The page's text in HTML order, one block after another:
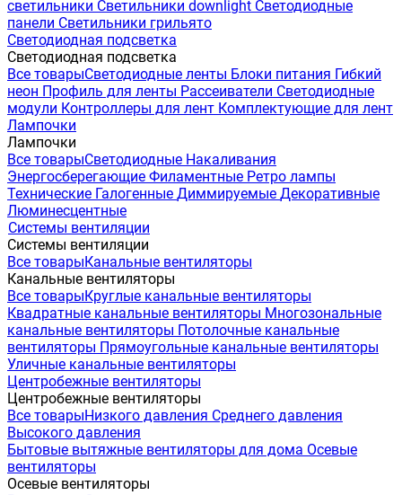
светильники Светильники downlight Светодиодные
панели Светильники грильято
Светодиодная подсветка
Светодиодная подсветка
Все товарыСветодиодные ленты Блоки питания Гибкий
неон Профиль для ленты Рассеиватели Светодиодные
модули Контроллеры для лент Комплектующие для лент
Лампочки
Лампочки
Все товарыСветодиодные Накаливания
Энергосберегающие Филаментные Ретро лампы
Технические Галогенные Диммируемые Декоративные
Люминесцентные
Системы вентиляции
Системы вентиляции
Все товарыКанальные вентиляторы
Канальные вентиляторы
Все товарыКруглые канальные вентиляторы
Квадратные канальные вентиляторы Многозональные
канальные вентиляторы Потолочные канальные
вентиляторы Прямоугольные канальные вентиляторы
Уличные канальные вентиляторы
Центробежные вентиляторы
Центробежные вентиляторы
Все товарыНизкого давления Среднего давления
Высокого давления
Бытовые вытяжные вентиляторы для дома Осевые
вентиляторы
Осевые вентиляторы